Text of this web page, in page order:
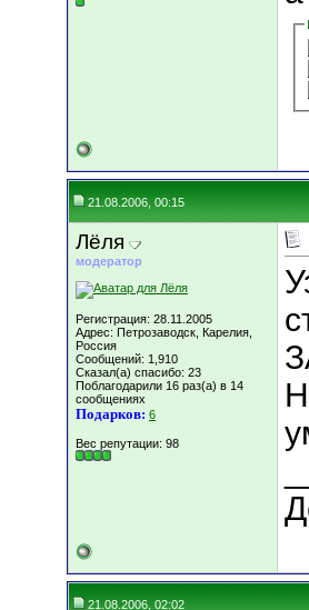
21.08.2006, 00:15
Лёля
модератор
Регистрация: 28.11.2005
Адрес: Петрозаводск, Карелия,
Россия
Сообщений: 1,910
Сказал(а) спасибо: 23
Поблагодарили 16 раз(а) в 14
сообщениях
Подарков: 6
Вес репутации: 98
21.08.2006, 02:02